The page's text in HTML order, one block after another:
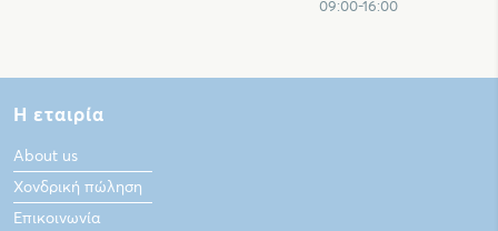
09:00-16:00
Η εταιρία
About us
Χονδρική πώληση
Επικοινωνία